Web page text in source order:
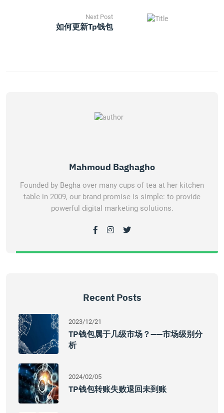
Next Post
如何更新tp钱包
Mahmoud Baghagho
Founded by Begha over many cups of tea at her kitchen
table in 2009, our brand promise is simple: to provide
powerful digital marketing solutions.
Recent Posts
2023/12/21
TP钱包属于几级市场？——市场级别分
析
2024/02/05
TP钱包转账失败退回未到账